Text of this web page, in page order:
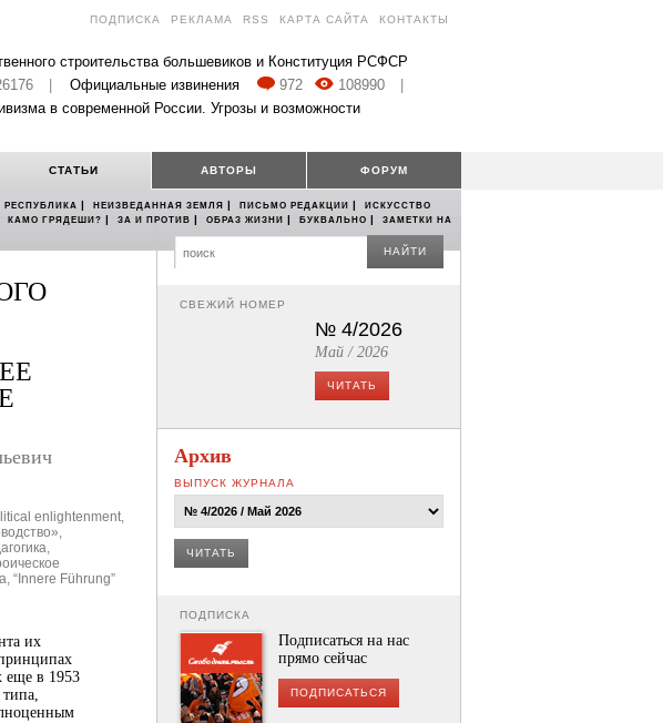
ПОДПИСКА РЕКЛАМА RSS КАРТА САЙТА КОНТАКТЫ
строительства большевиков и Конституция РСФСР
Официальные извинения 972 108990
в современной России. Угрозы и возможности
СТАТЬИ АВТОРЫ ФОРУМ
РЕСПУБЛИКА | НЕИЗВЕДАННАЯ ЗЕМЛЯ | ПИСЬМО РЕДАКЦИИ |
ИСКУССТВО
КАМО ГРЯДЕШИ? | ЗА И ПРОТИВ | ОБРАЗ ЖИЗНИ | БУКВАЛЬНО |
ЗАМЕТКИ НА
enlightenment,
,
,
, “Innere Führung”
их
еще в 1953
НАЙТИ
СВЕЖИЙ НОМЕР
№ 4/2026
Май / 2026
ЧИТАТЬ
Архив
ВЫПУСК ЖУРНАЛА
ЧИТАТЬ
ПОДПИСКА
Подписаться на нас
прямо сейчас
ПОДПИСАТЬСЯ